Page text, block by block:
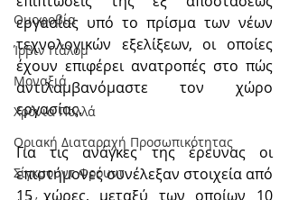
Oμοφοβία
Ίρβιν Γιάλομ
Μοναξιά
Χρόνια Πολλά
Οριακή Διαταραχή Προσωπικότητας
Σίγκμουντ Φρόυντ
εργασίας υπό το πρίσμα των νέων
τεχνολογικών εξελίξεων, οι οποίες
έχουν επιφέρει ανατροπές στο πώς
αντιλαμβανόμαστε τον χώρο
εργασίας.
Για τις ανάγκες της έρευνας οι
επιστήμονες συνέλεξαν στοιχεία από
15 χώρες, μεταξύ των οποίων 10